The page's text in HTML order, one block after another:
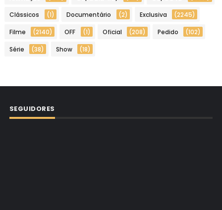
Clássicos (1) Documentário (2) Exclusiva (2245)
Filme (2140) OFF (1) Oficial (208) Pedido (102)
Série (38) Show (18)
SEGUIDORES